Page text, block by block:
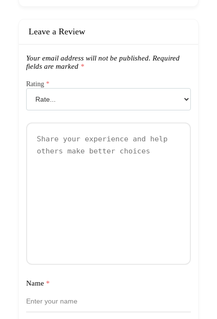
Leave a Review
Your email address will not be published. Required
fields are marked *
Rating *
Name *